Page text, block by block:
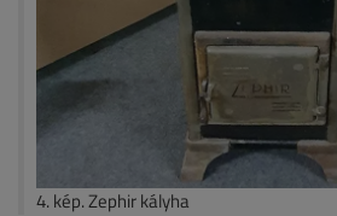
4. kép. Zephir kályha